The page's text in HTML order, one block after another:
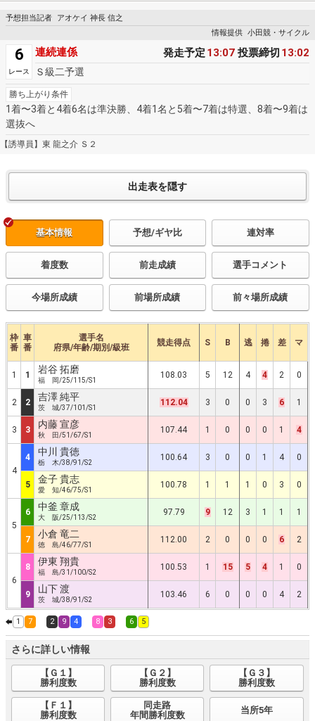
予想担当記者
アオケイ 神長 信之
情報提供 小田競・サイクル
6
レース
連続連係 発走予定 13:07 投票締切 13:02
Ｓ級二予選
勝ち上がり条件
1着〜3着と4着6名は準決勝、4着1名と5着〜7着は特選、8着〜9着は
選抜へ
【誘導員】東 龍之介 Ｓ２
基本情報 予想/ギヤ比 連対率
着度数 前走成績 選手コメント
今場所成績 前場所成績 前々場所成績
枠
番
車
番
選手名
府県/年齢/期別/級班
競走得点 S B 逃 捲 差 マ
1 1 岩谷 拓磨
福 岡/25/115/S1
108.03 5 12 4 4 2 0
2 2 吉澤 純平
茨 城/37/101/S1
112.04 3 0 0 3 6 1
3 3 内藤 宣彦
秋 田/51/67/S1
107.44 1 0 0 0 1 4
4
4 中川 貴徳
栃 木/38/91/S2
100.64 3 0 0 1 4 0
5 金子 貴志
愛 知/46/75/S1
100.78 1 1 1 0 3 0
5
6 中釜 章成
大 阪/25/113/S2
97.79 9 12 3 1 1 1
7 小倉 竜二
徳 島/46/77/S1
112.00 2 0 0 0 6 2
6
8 伊東 翔貴
福 島/31/100/S2
100.53 1 15 5 4 1 0
9 山下 渡
茨 城/38/91/S2
103.46 6 0 0 0 4 2
1 7 2 9 4 8 3 6 5
さらに詳しい情報
【Ｇ１】
勝利度数
【Ｇ２】
勝利度数
【Ｇ３】
勝利度数
【Ｆ１】
勝利度数
同走路
年間勝利度数
当所5年